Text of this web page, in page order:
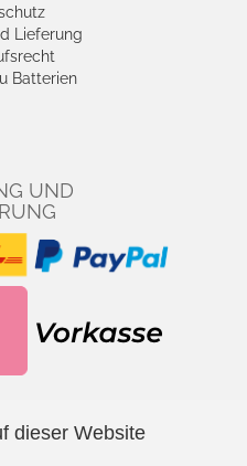
Lieferung
Batterien
UND
dieser Website